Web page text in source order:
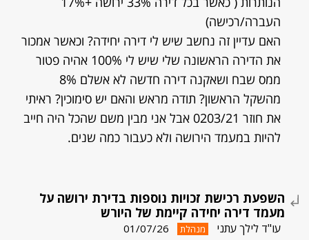
העברה/רכישה)
האם עדיין זה נחשב שיש לי דירה יחידה? וכאשר אמכור
את הדירה הראשונה שלי שיש לי 100% אהיה פטור
ממס שבח ושאקנה דירה חדשה לא אשלם 8%
מהשקל הראשון? תודה מראש והאם יש סימוכין? ראיתי
את חוזר 0203/21 אבל אני מבין משם שהכל היה חייב
להיות במעמד הירושה ולא כעבור כמה שנים.
השפעת רכישת זכויות נוספות בדירת ירושה על
מעמד דירה יחידה קיימת של היורש
עו"ד לילך עתני מנהלת 01/07/26